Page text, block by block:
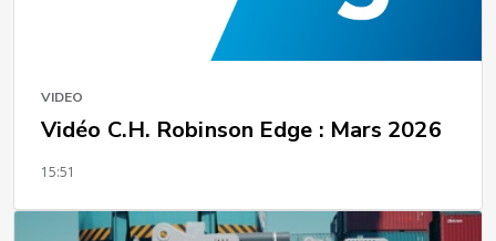
VIDEO
Vidéo C.H. Robinson Edge : Mars 2026
15:51